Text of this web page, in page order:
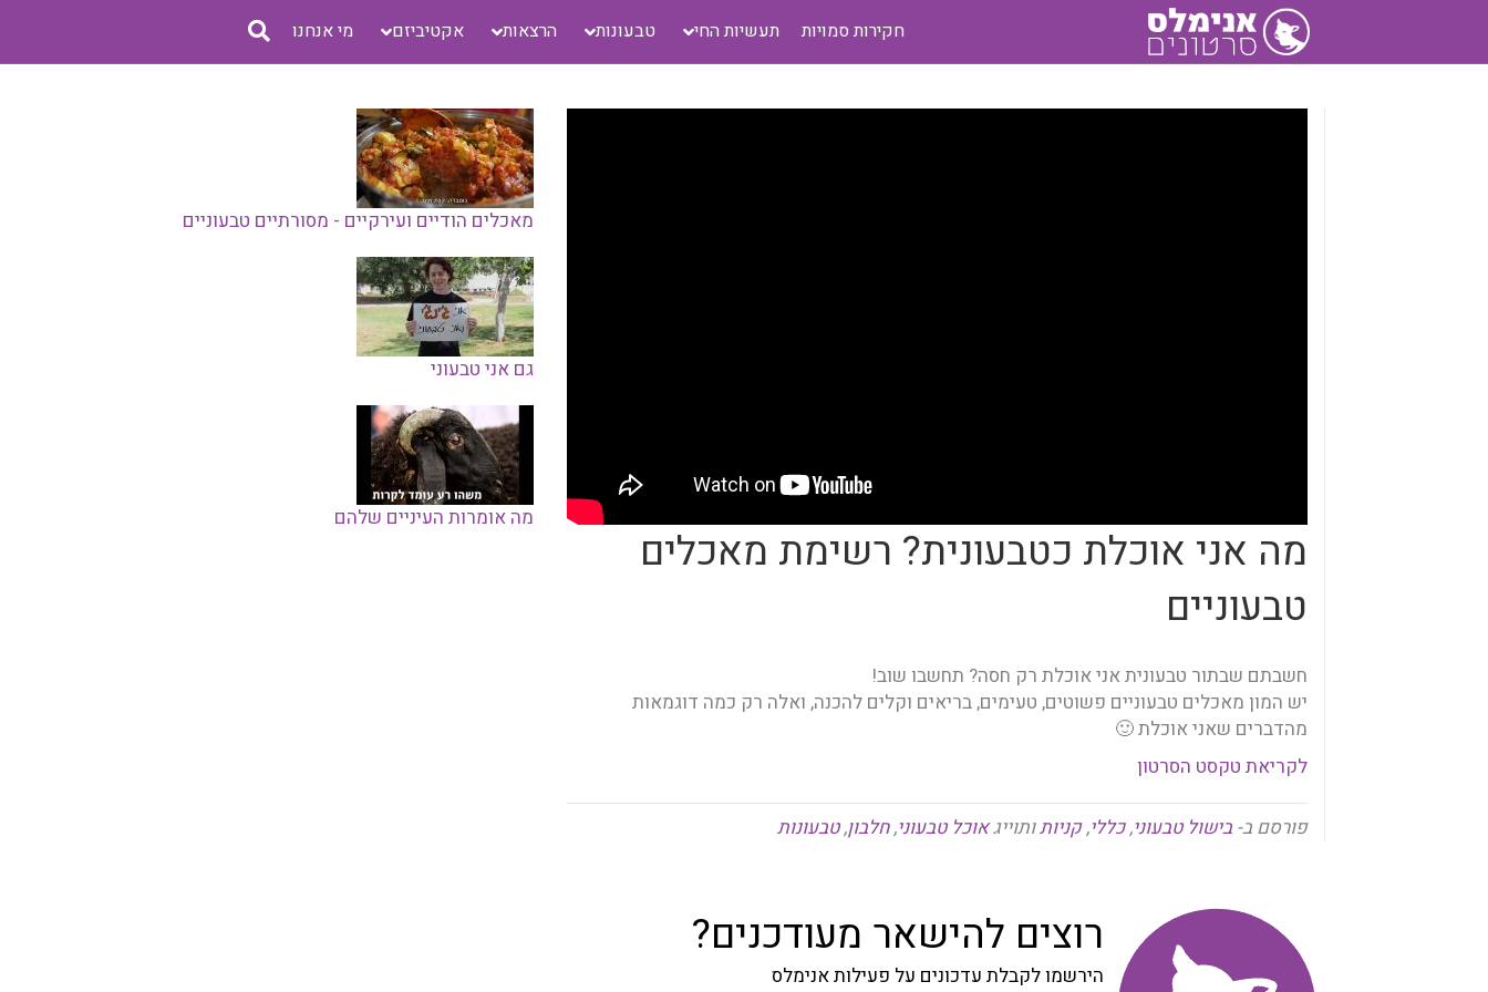
חקירות סמויות תעשיות החי טבעונות הרצאות אקטיביזם מי אנחנו
מה אני אוכלת כטבעונית? רשימת מאכלים
טבעוניים
חשבתם שבתור טבעונית אני אוכלת רק חסה? תחשבו שוב!
יש המון מאכלים טבעוניים פשוטים, טעימים, בריאים וקלים להכנה, ואלה רק כמה דוגמאות
מהדברים שאני אוכלת 🙂
לקריאת טקסט הסרטון
פורסם ב- בישול טבעוני,כללי,קניותותוייגאוכל טבעוני,חלבון,טבעונות
מאכלים הודיים ועירקיים - מסורתיים טבעוניים
גם אני טבעוני
מה אומרות העיניים שלהם
רוצים להישאר מעודכנים?
הירשמו לקבלת עדכונים על פעילות אנימלס